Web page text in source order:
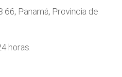
66, Panamá, Provincia de
horas.